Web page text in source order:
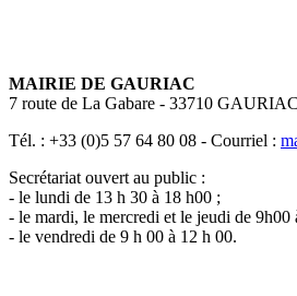
MAIRIE DE GAURIAC
7 route de La Gabare - 33710
Tél. : +33 (0)5 57 64 80 08 - Courriel :
Secrétariat ouvert au public :
- le lundi de 13 h 30 à 18 h00 ;
- le mardi, le mercredi et le jeudi de 9h00
- le vendredi de 9 h 00 à 12 h 00.